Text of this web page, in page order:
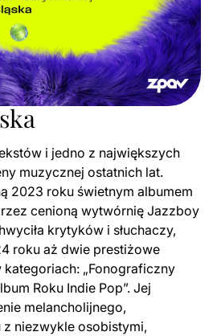
i jedno z największych
muzycznej ostatnich lat.
2023 roku świetnym albumem
cenioną wytwórnię Jazzboy
krytyków i słuchaczy,
roku aż dwie prestiżowe
„Fonograficzny
Roku Indie Pop”. Jej
melancholijnego,
niezwykle osobistymi,